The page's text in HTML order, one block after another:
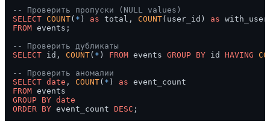
-- Проверить пропуски (NULL values)
SELECT COUNT( * ) as total, COUNT(user_id) as
FROM events;
-- Проверить дубликаты
SELECT id, COUNT( * ) FROM events GROUP BY id HAVING
-- Проверить аномалии
SELECT date , COUNT( * ) as
FROM
GROUP BY date
ORDER BY event_count DESC